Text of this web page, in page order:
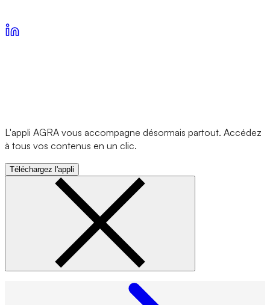
L'appli AGRA vous accompagne désormais partout. Accédez
à tous vos contenus en un clic.
Téléchargez l'appli